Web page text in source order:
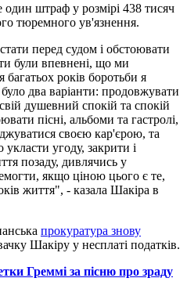
штраф у розмірі 438 тисяч
тюремного ув'язнення.
перед судом і обстоювати
були впевнені, що ми
років боротьби я
два варіанти: продовжувати
душевний спокій та спокій
пісні, альбоми та гастролі,
своєю кар'єрою, та
угоду, закрити і
позаду, дивлячись у
якщо ціною цього є те,
життя", - казала Шакіра в
прокуратура знову
Шакіру у несплаті податків.
Греммі за пісню про зраду